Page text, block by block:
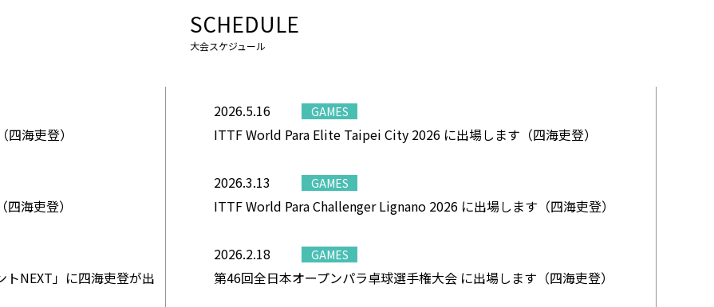
海吏登）
海吏登）
NEXT」に四海吏登が出
SCHEDULE
大会スケジュール
2026.5.16 GAMES
ITTF World Para Elite Taipei City 2026 に出場します（四海吏登）
2026.3.13 GAMES
ITTF World Para Challenger Lignano 2026 に出場します（四海吏登）
2026.2.18 GAMES
第46回全日本オープンパラ卓球選手権大会 に出場します（四海吏登）